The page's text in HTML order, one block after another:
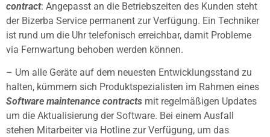
contract: Angepasst an die Betriebszeiten des Kunden steht
der Bizerba Service permanent zur Verfügung. Ein Techniker
ist rund um die Uhr telefonisch erreichbar, damit Probleme
via Fernwartung behoben werden können.
– Um alle Geräte auf dem neuesten Entwicklungsstand zu
halten, kümmern sich Produktspezialisten im Rahmen eines
Software maintenance contracts mit regelmäßigen Updates
um die Aktualisierung der Software. Bei einem Ausfall
stehen Mitarbeiter via Hotline zur Verfügung, um das